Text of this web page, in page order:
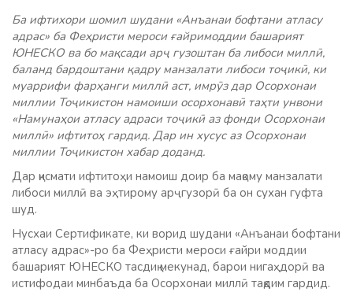
Ба ифтихори шомил шудани «Анъанаи бофтани атласу
адрас» ба Феҳристи мероси ғайримоддии башарият
ЮНЕСКО ва бо мақсади арҷ гузоштан ба либоси миллӣ,
баланд бардоштани қадру манзалати либоси тоҷикӣ, ки
муаррифи фарҳанги миллӣ аст, имрӯз дар Осорхонаи
миллии Тоҷикистон намоиши осорхонавӣ таҳти унвони
«Намунаҳои атласу адраси тоҷикӣ аз фонди Осорхонаи
миллӣ» ифтитоҳ гардид. Дар ин хусус аз Осорхонаи
миллии Тоҷикистон хабар доданд.
Дар қисмати ифтитоҳи намоиш доир ба мақому манзалати
либоси миллӣ ва эҳтирому арҷгузорӣ ба он сухан гуфта
шуд.
Нусхаи Сертификате, ки ворид шудани «Анъанаи бофтани
атласу адрас»-ро ба Феҳристи мероси ғайри моддии
башарият ЮНЕСКО тасдиқ мекунад, барои нигаҳдорӣ ва
истифодаи минбаъда ба Осорхонаи миллӣ тақдим гардид.